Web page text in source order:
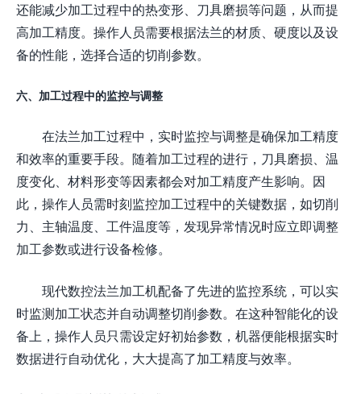
还能减少加工过程中的热变形、刀具磨损等问题，从而提
高加工精度。操作人员需要根据法兰的材质、硬度以及设
备的性能，选择合适的切削参数。
六、加工过程中的监控与调整
在法兰加工过程中，实时监控与调整是确保加工精度
和效率的重要手段。随着加工过程的进行，刀具磨损、温
度变化、材料形变等因素都会对加工精度产生影响。因
此，操作人员需时刻监控加工过程中的关键数据，如切削
力、主轴温度、工件温度等，发现异常情况时应立即调整
加工参数或进行设备检修。
现代数控法兰加工机配备了先进的监控系统，可以实
时监测加工状态并自动调整切削参数。在这种智能化的设
备上，操作人员只需设定好初始参数，机器便能根据实时
数据进行自动优化，大大提高了加工精度与效率。